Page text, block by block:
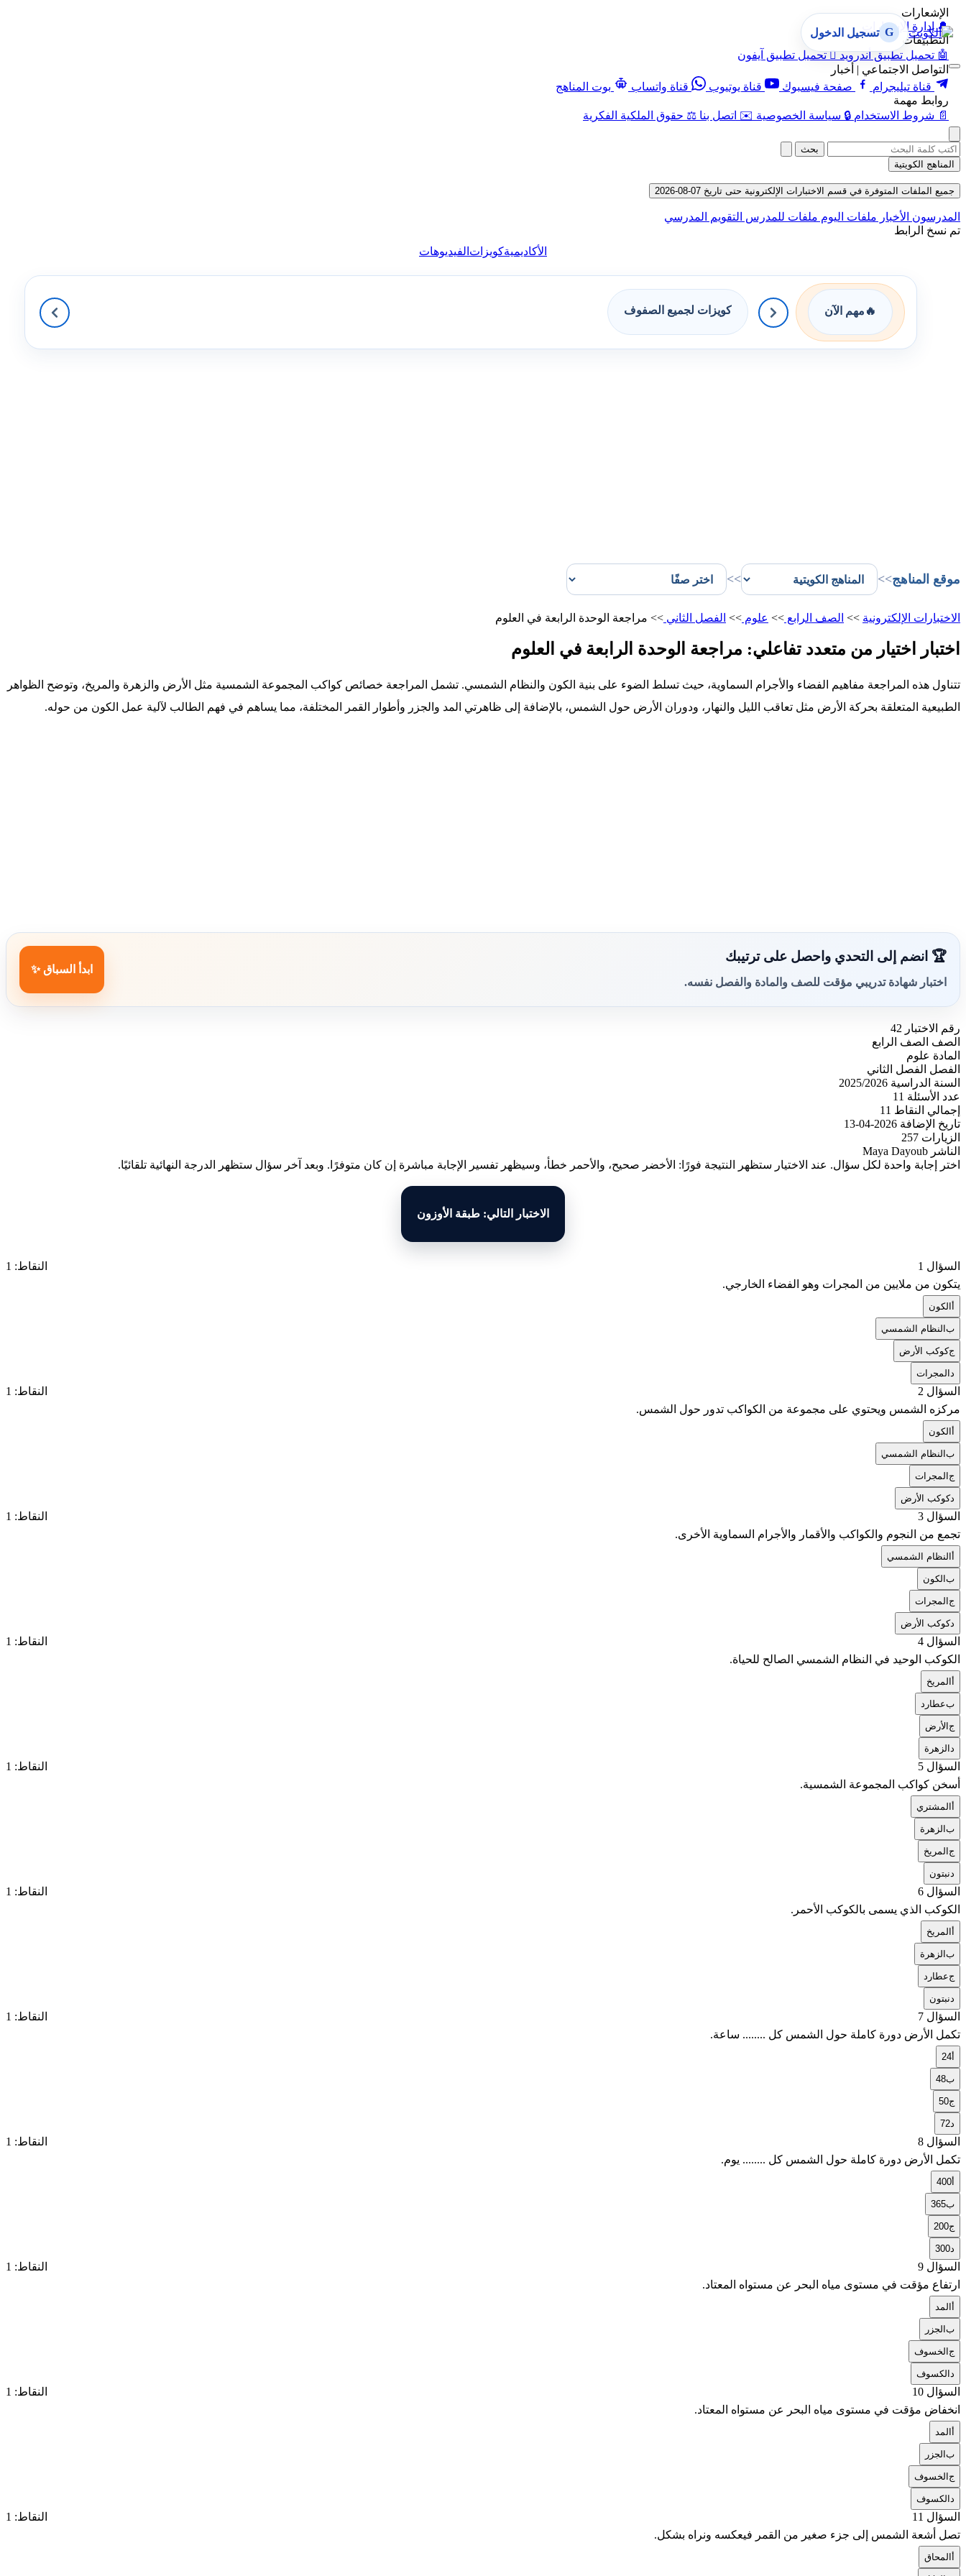
الإشعارات
🔔 إدارة الإشعارات
التطبيقات
🤖 تحميل تطبيق أندرويد  تحميل تطبيق آيفون
التواصل الاجتماعي | أخبار
قناة تيليجرام
صفحة فيسبوك قناة يوتيوب قناة واتساب
بوت المناهج
روابط مهمة
📄 شروط الاستخدام 🔒 سياسة الخصوصية ✉️ اتصل بنا ⚖️ حقوق الملكية الفكرية
G تسجيل الدخول
بحث
المناهج الكويتية
جميع الملفات المتوفرة في قسم الاختبارات الإلكترونية حتى تاريخ 07-08-2026
المدرسون الأخبار ملفات اليوم ملفات للمدرس التقويم المدرسي
تم نسخ الرابط
الأكاديميةكويزات الفيديوهات
🔥 مهم الآن كويزات لجميع الصفوف
موقع المناهج>>
>>
الاختبارات الإلكترونية >> الصف الرابع >> علوم >> الفصل الثاني >> مراجعة الوحدة الرابعة في العلوم
اختبار اختيار من متعدد تفاعلي: مراجعة الوحدة الرابعة في العلوم
تتناول هذه المراجعة مفاهيم الفضاء والأجرام السماوية، حيث تسلط الضوء على بنية الكون والنظام الشمسي. تشمل المراجعة خصائص كواكب المجموعة الشمسية مثل الأرض والزهرة والمريخ، وتوضح الظواهر
الطبيعية المتعلقة بحركة الأرض مثل تعاقب الليل والنهار، ودوران الأرض حول الشمس، بالإضافة إلى ظاهرتي المد والجزر وأطوار القمر المختلفة، مما يساهم في فهم الطالب لآلية عمل الكون من حوله.
🏆 انضم إلى التحدي واحصل على ترتيبك
اختبار شهادة تدريبي مؤقت للصف والمادة والفصل نفسه.
ابدأ السباق ✨
رقم الاختبار 42
الصف الصف الرابع
المادة علوم
الفصل الفصل الثاني
السنة الدراسية 2025/2026
عدد الأسئلة 11
إجمالي النقاط 11
تاريخ الإضافة 2026-04-13
الزيارات 257
الناشر Maya Dayoub
اختر إجابة واحدة لكل سؤال. عند الاختيار ستظهر النتيجة فورًا: الأخضر صحيح، والأحمر خطأ، وسيظهر تفسير الإجابة مباشرة إن كان متوفرًا. وبعد آخر سؤال ستظهر الدرجة النهائية تلقائيًا.
الاختبار التالي: طبقة الأوزون
السؤال 1
النقاط: 1
يتكون من ملايين من المجرات وهو الفضاء الخارجي.
أ الكون
ب النظام الشمسي
جكوكب الأرض
د المجرات
السؤال 2
النقاط: 1
مركزه الشمس ويحتوي على مجموعة من الكواكب تدور حول الشمس.
أ الكون
ب النظام الشمسي
ج المجرات
دكوكب الأرض
السؤال 3
النقاط: 1
تجمع من النجوم والكواكب والأقمار والأجرام السماوية الأخرى.
أ النظام الشمسي
ب الكون
ج المجرات
دكوكب الأرض
السؤال 4
النقاط: 1
الكوكب الوحيد في النظام الشمسي الصالح للحياة.
أ المريخ
بعطارد
ج الأرض
د الزهرة
السؤال 5
النقاط: 1
أسخن كواكب المجموعة الشمسية.
أ المشتري
ب الزهرة
ج المريخ
د نبتون
السؤال 6
النقاط: 1
الكوكب الذي يسمى بالكوكب الأحمر.
أ المريخ
ب الزهرة
جعطارد
د نبتون
السؤال 7
النقاط: 1
تكمل الأرض دورة كاملة حول الشمس كل ........ ساعة.
أ24
ب48
ج50
د72
السؤال 8
النقاط: 1
تكمل الأرض دورة كاملة حول الشمس كل ........ يوم.
أ400
ب365
ج200
د300
السؤال 9
النقاط: 1
ارتفاع مؤقت في مستوى مياه البحر عن مستواه المعتاد.
أ المد
ب الجزر
ج الخسوف
د الكسوف
السؤال 10
النقاط: 1
انخفاض مؤقت في مستوى مياه البحر عن مستواه المعتاد.
أ المد
ب الجزر
ج الخسوف
د الكسوف
السؤال 11
النقاط: 1
تصل أشعة الشمس إلى جزء صغير من القمر فيعكسه ونراه بشكل.
أ المحاق